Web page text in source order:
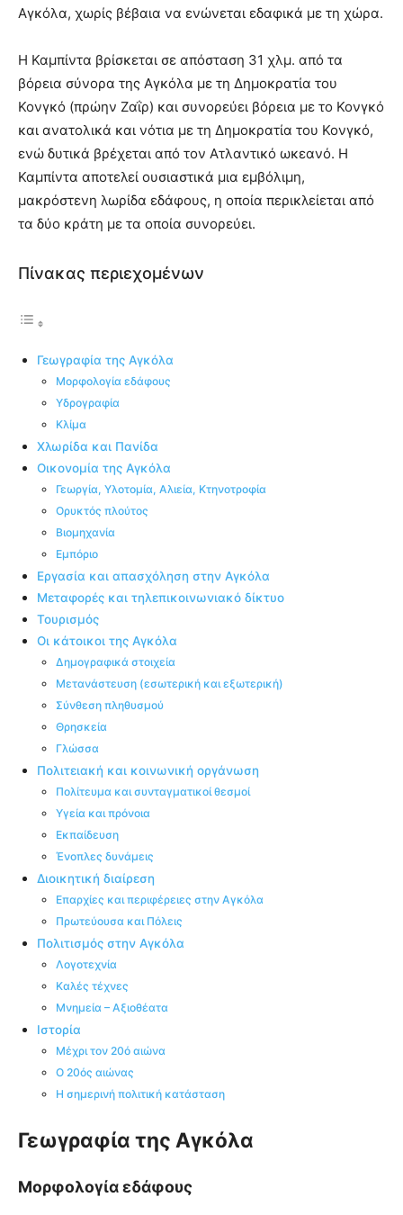
Αγκόλα, χωρίς βέβαια να ενώνεται εδαφικά με τη χώρα.
Η Καμπίντα βρίσκεται σε απόσταση 31 χλμ. από τα
βόρεια σύνορα της Αγκόλα με τη Δημοκρατία του
Κονγκό (πρώην Ζαΐρ) και συνορεύει βόρεια με το Κονγκό
και ανατολικά και νότια με τη Δημοκρατία του Κονγκό,
ενώ δυτικά βρέχεται από τον Ατλαντικό ωκεανό. Η
Καμπίντα αποτελεί ουσιαστικά μια εμβόλιμη,
μακρόστενη λωρίδα εδάφους, η οποία περικλείεται από
τα δύο κράτη με τα οποία συνορεύει.
Πίνακας περιεχομένων
Γεωγραφία της Αγκόλα
Μορφολογία εδάφους
Υδρογραφία
Κλίμα
Χλωρίδα και Πανίδα
Οικονομία της Αγκόλα
Γεωργία, Υλοτομία, Αλιεία, Κτηνοτροφία
Ορυκτός πλούτος
Βιομηχανία
Εμπόριο
Εργασία και απασχόληση στην Αγκόλα
Μεταφορές και τηλεπικοινωνιακό δίκτυο
Τουρισμός
Οι κάτοικοι της Αγκόλα
Δημογραφικά στοιχεία
Μετανάστευση (εσωτερική και εξωτερική)
Σύνθεση πληθυσμού
Θρησκεία
Γλώσσα
Πολιτειακή και κοινωνική οργάνωση
Πολίτευμα και συνταγματικοί θεσμοί
Υγεία και πρόνοια
Εκπαίδευση
Ένοπλες δυνάμεις
Διοικητική διαίρεση
Επαρχίες και περιφέρειες στην Αγκόλα
Πρωτεύουσα και Πόλεις
Πολιτισμός στην Αγκόλα
Λογοτεχνία
Καλές τέχνες
Μνημεία – Αξιοθέατα
Ιστορία
Μέχρι τον 20ό αιώνα
Ο 20ός αιώνας
Η σημερινή πολιτική κατάσταση
Γεωγραφία της Αγκόλα
Μορφολογία εδάφους